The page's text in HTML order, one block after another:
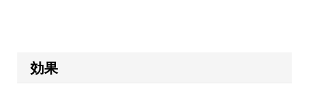
効果